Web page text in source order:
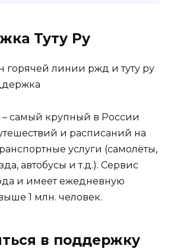
Туту Ру
– самый крупный в России
и расписаний на
услуги (самолёты,
автобусы и т.д.). Сервис
и имеет ежедневную
1 млн. человек.
в поддержку